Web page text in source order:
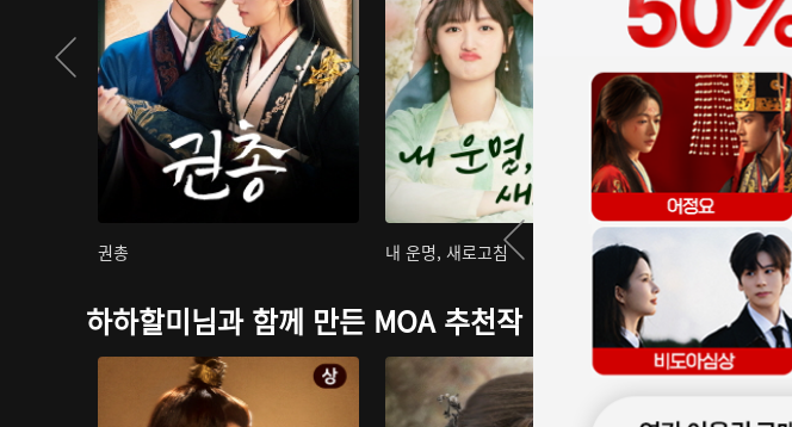
권총 내 운명, 새로고침
하하할미님과 함께 만든 MOA 추천작